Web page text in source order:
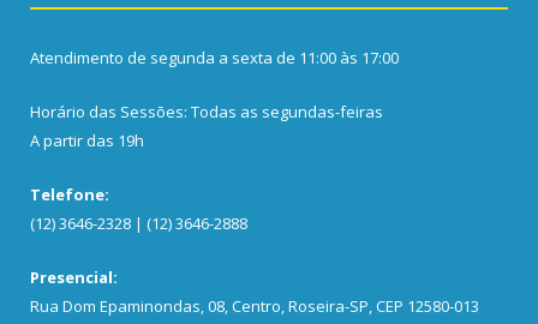
Atendimento de segunda a sexta de 11:00 às 17:00
Horário das Sessões: Todas as segundas-feiras
A partir das 19h
Telefone:
(12) 3646-2328 | (12) 3646-2888
Presencial:
Rua Dom Epaminondas, 08, Centro, Roseira-SP, CEP 12580-013